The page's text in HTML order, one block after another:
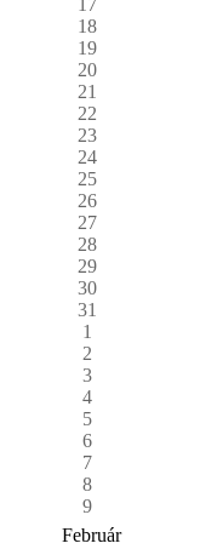
18
19
20
21
22
23
24
25
26
27
28
29
30
31
1
2
3
4
5
6
7
8
9
Február